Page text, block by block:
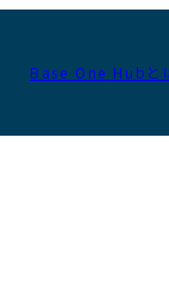
Base One Hubと